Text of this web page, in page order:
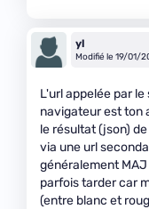
yl
Modifié le 19/01/
L'url appelée par le
navigateur est ton
le résultat (json)
via une url
généralement
parfois tarder car
(entre blanc et